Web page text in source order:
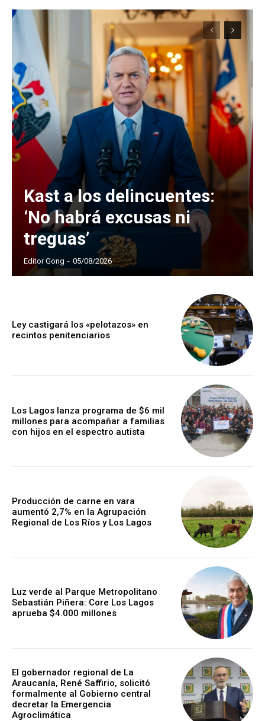
Kast a los delincuentes:
‘No habrá excusas ni
treguas’
Editor Gong - 05/08/2026
Ley castigará los «pelotazos» en
recintos penitenciarios
Los Lagos lanza programa de $6 mil
millones para acompañar a familias
con hijos en el espectro autista
Producción de carne en vara
aumentó 2,7% en la Agrupación
Regional de Los Ríos y Los Lagos
Luz verde al Parque Metropolitano
Sebastián Piñera: Core Los Lagos
aprueba $4.000 millones
El gobernador regional de La
Araucanía, René Saffirio, solicitó
formalmente al Gobierno central
decretar la Emergencia
Agroclimática